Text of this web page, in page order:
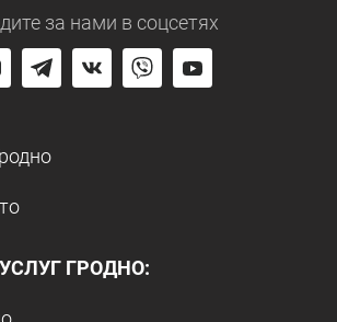
за нами в соцсетях
ГРОДНО: